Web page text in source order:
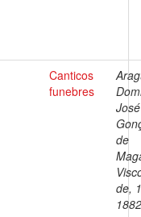
Canticos
funebres
José
de
de,
1882